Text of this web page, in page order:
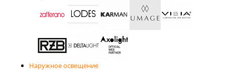
Наружное освещение